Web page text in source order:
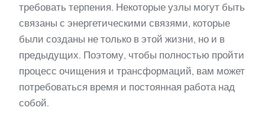
требовать терпения. Некоторые узлы могут быть
связаны с энергетическими связями, которые
были созданы не только в этой жизни, но и в
предыдущих. Поэтому, чтобы полностью пройти
процесс очищения и трансформаций, вам может
потребоваться время и постоянная работа над
собой.